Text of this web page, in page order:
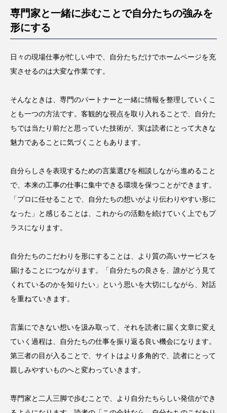
専門家と一緒に歩むことで自分たちの強みを
形にする
日々の現場仕事が忙しい中で、自分たちだけでホームページを充
実させるのは大変な作業です。
そんなときは、専門のパートナーと一緒に情報を整理していくこ
とも一つの方法です。客観的な視点を取り入れることで、自分た
ちでは当たり前だと思っていた技術が、実は読者にとって大きな
魅力であることに気づくこともあります。
自分らしさを表現するための言葉選びを相談しながら進めること
で、本来の工事の仕事に集中できる環境を保つことができます。
「プロに任せることで、自分たちの想いがより伝わりやすい形に
なった」と感じることは、これからの活動を続けていく上でもプ
ラスになります。
自分たちのこだわりを形にすることは、より質の高いサービスを
届けることにつながります。「自分たちの良さを、誰がどう見て
くれているのかを知りたい」という思いを大切にしながら、対話
を重ねていきます。
言葉にできない想いを汲み取って、それを読者に届く文章に変え
ていく過程は、自分たちの仕事を振り返る良い機会になります。
第三者の目が入ることで、サイトはより多角的で、読者にとって
親しみやすいものへと変わっていきます。
専門家と二人三脚で歩むことで、より自分たちらしい発信ができ